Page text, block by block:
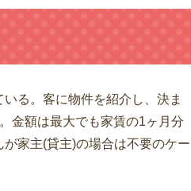
る。客に物件を紹介し、決ま
金額は最大でも家賃の1ヶ月分
家主(貸主)の場合は不要のケー